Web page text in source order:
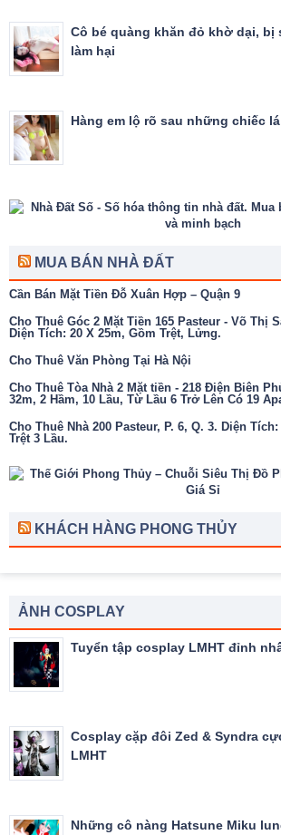
Cô bé quàng khăn đỏ khờ dại, bị
làm hại
Hàng em lộ rõ sau những chiếc
MUA BÁN NHÀ ĐẤT
Cần Bán Mặt Tiền Đỗ Xuân Hợp – Quận 9
Cho Thuê Góc 2 Mặt Tiền 165 Pasteur - Võ Thị
Diện Tích: 20 X 25m, Gồm Trệt, Lửng.
Cho Thuê Văn Phòng Tại Hà Nội
Cho Thuê Tòa Nhà 2 Mặt tiền - 218 Điện Biên
32m, 2 Hầm, 10 Lầu, Từ Lầu 6 Trở Lên Có 19
Cho Thuê Nhà 200 Pasteur, P. 6, Q. 3. Diện Tích:
Trệt 3 Lầu.
KHÁCH HÀNG PHONG THỦY
ẢNH COSPLAY
Tuyển tập cosplay LMHT đỉnh
Cosplay cặp đôi Zed & Syndra
LMHT
Những cô nàng Hatsune Miku